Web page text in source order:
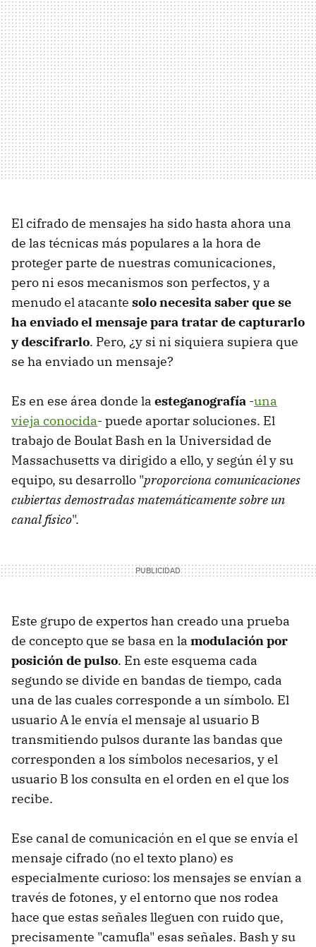
El cifrado de mensajes ha sido hasta ahora una
de las técnicas más populares a la hora de
proteger parte de nuestras comunicaciones,
pero ni esos mecanismos son perfectos, y a
menudo el atacante solo necesita saber que se
ha enviado el mensaje para tratar de capturarlo
y descifrarlo. Pero, ¿y si ni siquiera supiera que
se ha enviado un mensaje?
Es en ese área donde la esteganografía -una
vieja conocida- puede aportar soluciones. El
trabajo de Boulat Bash en la Universidad de
Massachusetts va dirigido a ello, y según él y su
equipo, su desarrollo "proporciona comunicaciones
cubiertas demostradas matemáticamente sobre un
canal físico".
Este grupo de expertos han creado una prueba
de concepto que se basa en la modulación por
posición de pulso. En este esquema cada
segundo se divide en bandas de tiempo, cada
una de las cuales corresponde a un símbolo. El
usuario A le envía el mensaje al usuario B
transmitiendo pulsos durante las bandas que
corresponden a los símbolos necesarios, y el
usuario B los consulta en el orden en el que los
recibe.
Ese canal de comunicación en el que se envía el
mensaje cifrado (no el texto plano) es
especialmente curioso: los mensajes se envían a
través de fotones, y el entorno que nos rodea
hace que estas señales lleguen con ruido que,
precisamente "camufla" esas señales. Bash y su